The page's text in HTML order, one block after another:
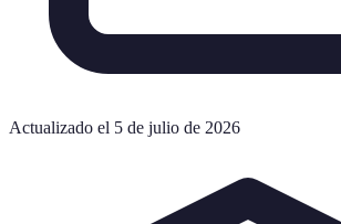
Actualizado el 5 de julio de 2026